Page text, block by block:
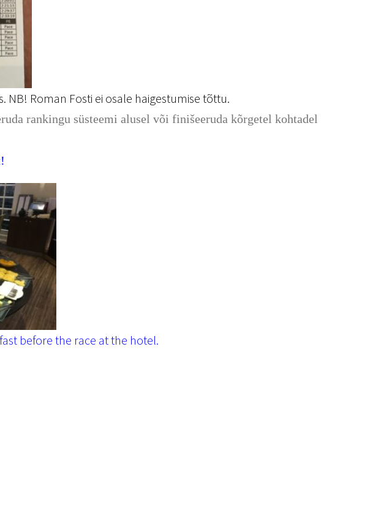
NB! Roman Fosti ei osale haigestumise tõttu.
rankingu süsteemi alusel või finišeeruda kõrgetel kohtadel
before the race at the hotel.